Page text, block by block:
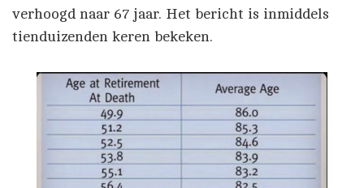
verhoogd naar 67 jaar. Het bericht is inmiddels
tienduizenden keren bekeken.